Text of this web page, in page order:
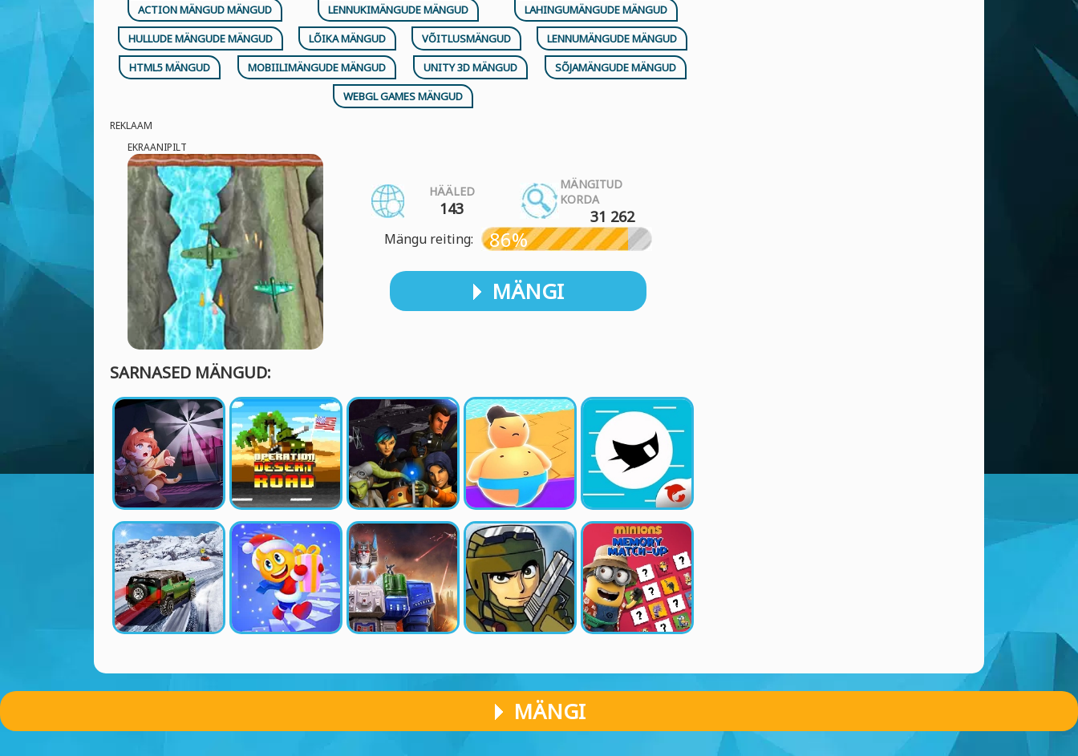
ACTION MÄNGUD MÄNGUD LENNUKIMÄNGUDE MÄNGUD
LAHINGUMÄNGUDE MÄNGUD
HULLUDE MÄNGUDE MÄNGUD
LÕIKA MÄNGUD VÕITLUSMÄNGUD
LENNUMÄNGUDE MÄNGUD
HTML5 MÄNGUD
MOBIILIMÄNGUDE MÄNGUD UNITY 3D MÄNGUD
SÕJAMÄNGUDE MÄNGUD
WEBGL GAMES MÄNGUD
REKLAAM
EKRAANIPILT
HÄÄLED
143
MÄNGITUD
KORDA
31 262
Mängu reiting: 86%
MÄNGI
SARNASED MÄNGUD:
MÄNGI